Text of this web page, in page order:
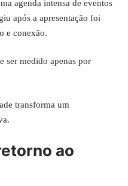
agenda intensa de eventos
após a apresentação foi
e conexão.
ser medido apenas por
transforma um
ao